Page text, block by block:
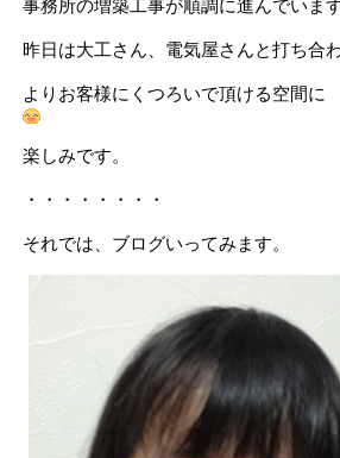
事務所の増築工事が順調に進んでいます
昨日は大工さん、電気屋さんと打ち合
よりお客様にくつろいで頂ける空間に
楽しみです。
・・・・・・・・
それでは、ブログいってみます。